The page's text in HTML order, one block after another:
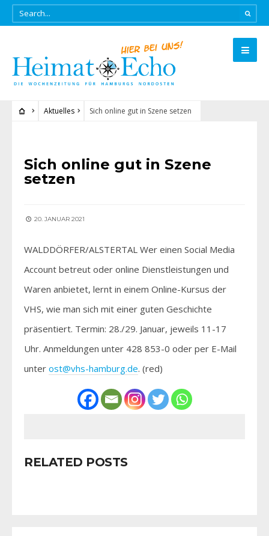
Aktuelles Sich online gut in Szene setzen
Sich online gut in Szene
setzen
20. JANUAR 2021
WALDDÖRFER/ALSTERTAL Wer einen Social Media
Account betreut oder online Dienstleistungen und
Waren anbietet, lernt in einem Online-Kursus der
VHS, wie man sich mit einer guten Geschichte
präsentiert. Termin: 28./29. Januar, jeweils 11-17
Uhr. Anmeldungen unter 428 853-0 oder per E-Mail
unter ost@vhs-hamburg.de. (red)
RELATED POSTS